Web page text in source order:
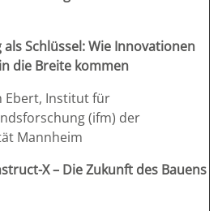
Schlüssel: Wie Innovationen
die Breite kommen
Ebert, Institut für
(ifm) der
Mannheim
X – Die Zukunft des Bauens